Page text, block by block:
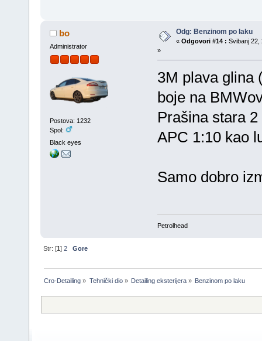
bo
Administrator
Postova: 1232
Spol:
Black eyes
Odg: Benzinom po laku
« Odgovori #14 : Svibanj 22,
»
3M plava glina
boje na
Prašina stara 2
APC 1:10 kao
Samo dobro
Petrolhead
Str: [1]2 Gore
Cro-Detailing » Tehnički dio» Detailing eksterijera» Benzinom po laku